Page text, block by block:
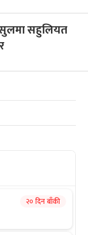
सहुलियत
२० दिन बाँकी